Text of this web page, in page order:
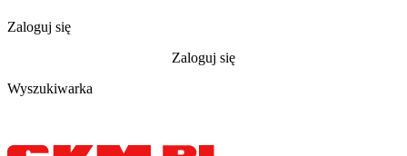
Zaloguj się
Zaloguj się
Wyszukiwarka